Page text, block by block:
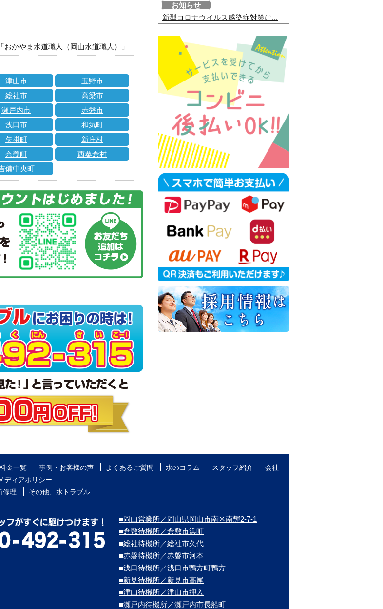
かやま水道職人（岡山水道職人）」
津山市
玉野市
総社市
高梁市
瀬戸内市
赤磐市
浅口市
和気町
矢掛町
新庄村
奈義町
西粟倉村
備中央町
お知らせ
新型コロナウイルス感染症対策に...
料金一覧 事例・お客様の声 よくあるご質問 水のコラム スタッフ紹介
会社
ディアポリシー
修理 その他、水トラブル
■岡山営業所／岡山県岡山市南区南輝2-7-1
■倉敷待機所／倉敷市浜町
■総社待機所／総社市久代
■赤磐待機所／赤磐市河本
■浅口待機所／浅口市鴨方町鴨方
■新見待機所／新見市高尾
■津山待機所／津山市押入
■瀬戸内待機所／瀬戸内市長船町